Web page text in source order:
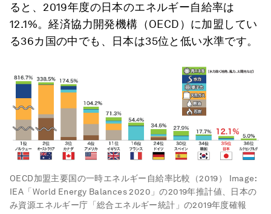
ると、2019年度の日本のエネルギー自給率は
12.1%。経済協力開発機構（OECD）に加盟してい
る36カ国の中でも、日本は35位と低い水準です。
OECD加盟主要国の一時エネルギー自給率比較（2019）
Image:
IEA「World Energy Balances 2020」の2019年推計値、日本の
み資源エネルギー庁「総合エネルギー統計」の2019年度確報